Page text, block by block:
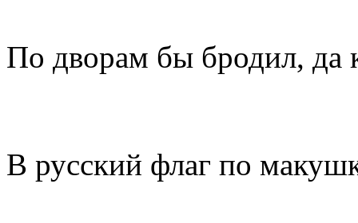
По дворам бы бродил, да
В русский флаг по